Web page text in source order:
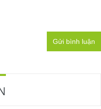
Gửi bình luận